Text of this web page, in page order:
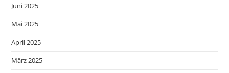
Juni 2025
Mai 2025
April 2025
März 2025